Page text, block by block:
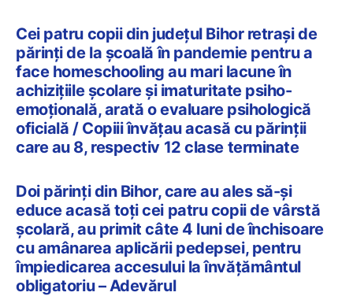
Cei patru copii din județul Bihor retrași de
părinți de la școală în pandemie pentru a
face homeschooling au mari lacune în
achiziţiile şcolare și imaturitate psiho-
emoţională, arată o evaluare psihologică
oficială / Copiii învățau acasă cu părinții
care au 8, respectiv 12 clase terminate
Doi părinţi din Bihor, care au ales să-şi
educe acasă toţi cei patru copii de vârstă
şcolară, au primit câte 4 luni de închisoare
cu amânarea aplicării pedepsei, pentru
împiedicarea accesului la învățământul
obligatoriu – Adevărul